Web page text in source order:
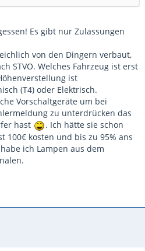
Es gibt nur Zulassungen
von den Dingern verbaut,
STVO. Welches Fahrzeug ist erst
ist
(T4) oder Elektrisch.
Vorschaltgeräte um bei
zu unterdrücken das
hast
. Ich hätte sie schon
100€ kosten und bis zu 95% ans
ich Lampen aus dem